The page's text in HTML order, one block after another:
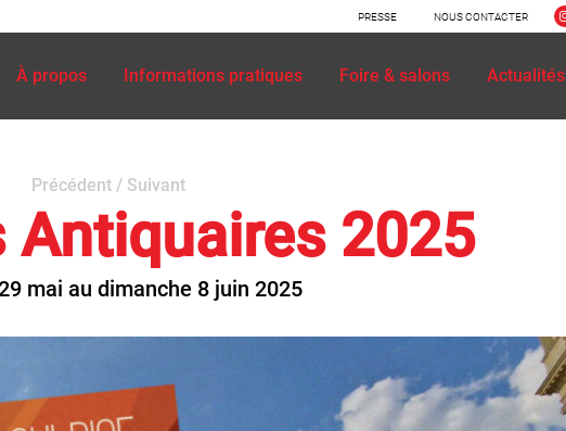
PRESSE NOUS CONTACTER
À propos Informations pratiques Foire & salons Actualités
Précédent / Suivant
Antiquaires 2025
mai au dimanche 8 juin 2025